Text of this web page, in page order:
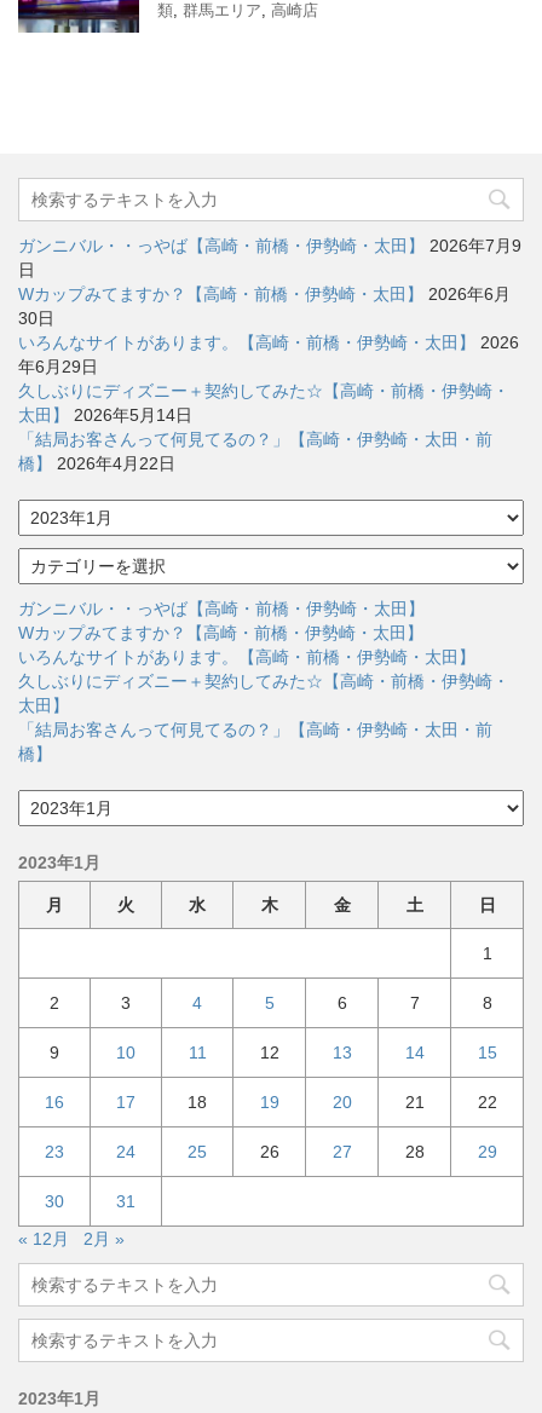
類, 群馬エリア, 高崎店
ガンニバル・・っやば【高崎・前橋・伊勢崎・太田】
2026年7月9
日
Wカップみてますか？【高崎・前橋・伊勢崎・太田】
2026年6月
30日
いろんなサイトがあります。【高崎・前橋・伊勢崎・太田】
2026
年6月29日
久しぶりにディズニー＋契約してみた☆【高崎・前橋・伊勢崎・
太田】
2026年5月14日
「結局お客さんって何見てるの？」【高崎・伊勢崎・太田・前
橋】
2026年4月22日
ア
ー
カ
イ
ブ
カ
テ
ゴ
リ
ー
ガンニバル・・っやば【高崎・前橋・伊勢崎・太田】
Wカップみてますか？【高崎・前橋・伊勢崎・太田】
いろんなサイトがあります。【高崎・前橋・伊勢崎・太田】
久しぶりにディズニー＋契約してみた☆【高崎・前橋・伊勢崎・
太田】
「結局お客さんって何見てるの？」【高崎・伊勢崎・太田・前
橋】
ア
ー
イ
2023年1月
月 火 水 木 金 土 日
1
2 3 4 5 6 7 8
9 10 11 12 13 14 15
16 17 18 19 20 21 22
23 24 25 26 27 28 29
30
31
« 12月
2月 »
2023年1月